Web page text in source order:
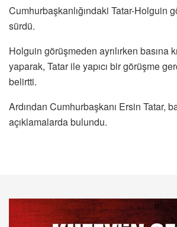
Cumhurbaşkanlığındaki Tatar-Holguin
sürdü.
Holguin görüşmeden ayrılırken basına
yaparak, Tatar ile yapıcı bir görüşme
belirtti.
Ardından Cumhurbaşkanı Ersin Tatar,
açıklamalarda bulundu.